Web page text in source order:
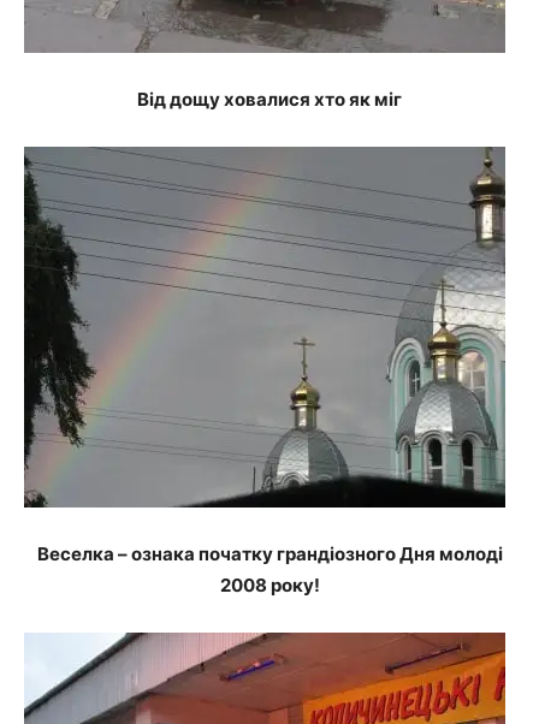
Від дощу ховалися хто як міг
Веселка – ознака початку грандіозного Дня молоді
2008 року!